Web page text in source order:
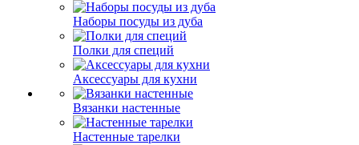
Наборы посуды из дуба
Полки для специй
Аксессуары для кухни
Вязанки настенные
Настенные тарелки